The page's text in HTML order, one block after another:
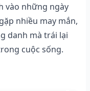
vào những ngày
nhiều may mắn,
danh mà trái lại
cuộc sống.